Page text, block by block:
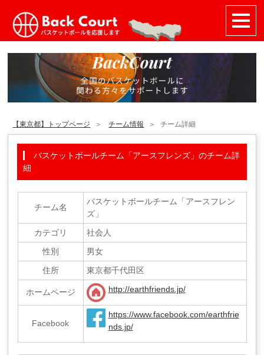
【東京都】トップページ チーム情報 チーム詳細
バスケットボールチーム「アースフレンズ」のチーム詳
細
チーム名
バスケットボールチーム「アースフレン
ズ」
カテゴリ
社会人
性別
男女
住所
東京都千代田区
ホームページ http://earthfriends.jp/
Facebook
https://www.facebook.com/earthfrie
nds.jp/